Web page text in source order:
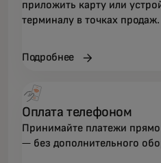
приложить карту или
терминалу в точках продаж.
Подробнее
Оплата телефоном
Принимайте платежи
— без дополнительного